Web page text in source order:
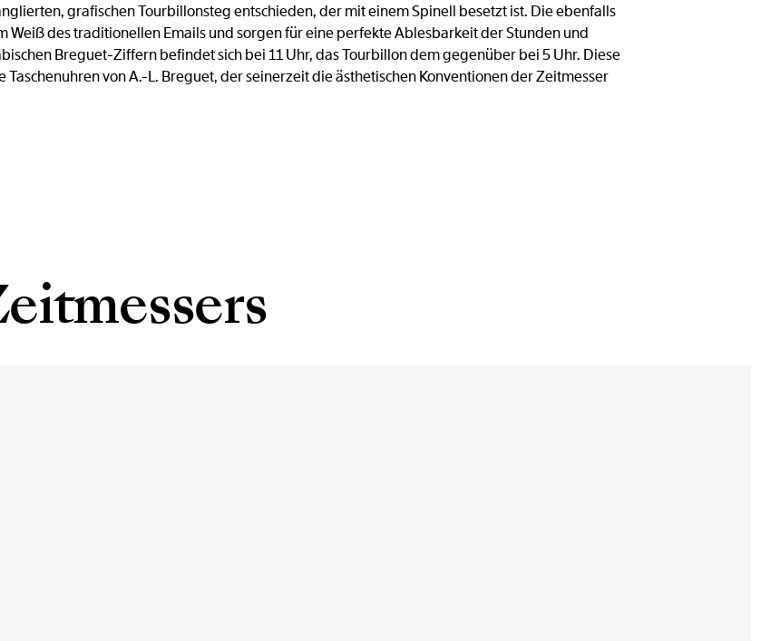
grafischen Tourbillonsteg entschieden, der mit einem Spinell besetzt ist. Die ebenfalls
des traditionellen Emails und sorgen für eine perfekte Ablesbarkeit der Stunden und
Breguet-Ziffern befindet sich bei 11 Uhr, das Tourbillon dem gegenüber bei 5 Uhr. Diese
von A.-L. Breguet, der seinerzeit die ästhetischen Konventionen der Zeitmesser